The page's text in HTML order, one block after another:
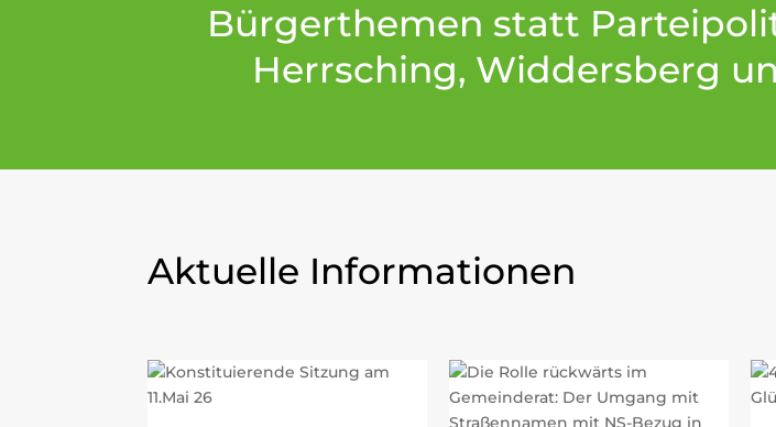
Bürgerthemen statt
Herrsching, Widdersberg
Aktuelle Informationen